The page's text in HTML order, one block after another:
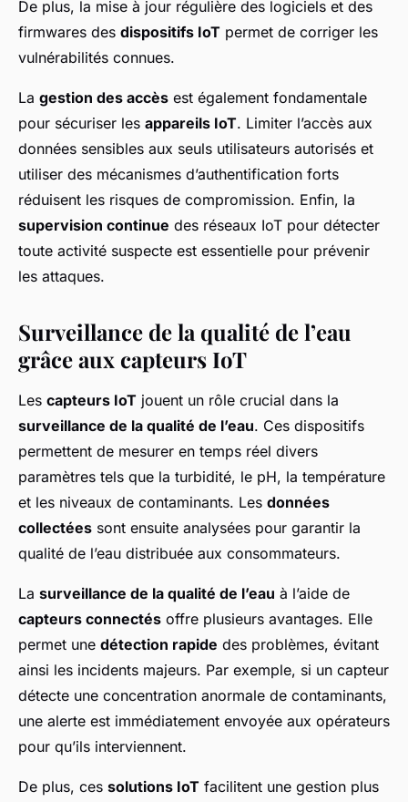
De plus, la mise à jour régulière des logiciels et des
firmwares des dispositifs IoT permet de corriger les
vulnérabilités connues.
La gestion des accès est également fondamentale
pour sécuriser les appareils IoT. Limiter l’accès aux
données sensibles aux seuls utilisateurs autorisés et
utiliser des mécanismes d’authentification forts
réduisent les risques de compromission. Enfin, la
supervision continue des réseaux IoT pour détecter
toute activité suspecte est essentielle pour prévenir
les attaques.
Surveillance de la qualité de l’eau
grâce aux capteurs IoT
Les capteurs IoT jouent un rôle crucial dans la
surveillance de la qualité de l’eau. Ces dispositifs
permettent de mesurer en temps réel divers
paramètres tels que la turbidité, le pH, la température
et les niveaux de contaminants. Les données
collectées sont ensuite analysées pour garantir la
qualité de l’eau distribuée aux consommateurs.
La surveillance de la qualité de l’eau à l’aide de
capteurs connectés offre plusieurs avantages. Elle
permet une détection rapide des problèmes, évitant
ainsi les incidents majeurs. Par exemple, si un capteur
détecte une concentration anormale de contaminants,
une alerte est immédiatement envoyée aux opérateurs
pour qu’ils interviennent.
De plus, ces solutions IoT facilitent une gestion plus